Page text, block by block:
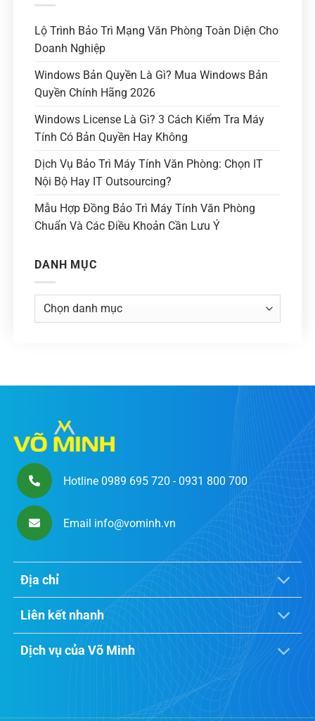
Lộ Trình Bảo Trì Mạng Văn Phòng Toàn Diện Cho
Doanh Nghiệp
Windows Bản Quyền Là Gì? Mua Windows Bản
Quyền Chính Hãng 2026
Windows License Là Gì? 3 Cách Kiểm Tra Máy
Tính Có Bản Quyền Hay Không
Dịch Vụ Bảo Trì Máy Tính Văn Phòng: Chọn IT
Nội Bộ Hay IT Outsourcing?
Mẫu Hợp Đồng Bảo Trì Máy Tính Văn Phòng
Chuẩn Và Các Điều Khoản Cần Lưu Ý
DANH MỤC
Danh
Hotline 0989 695 720 - 0931 800 700
Email info@vominh.vn
Địa chỉ
Liên kết nhanh
Dịch vụ của Võ Minh